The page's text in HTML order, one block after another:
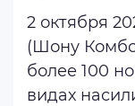
2 октября
(Шону Комбсу) было
более 100 новых
видах